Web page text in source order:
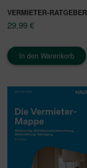
VERMIETER-RATGEBER
29,99 €
In den Warenkorb